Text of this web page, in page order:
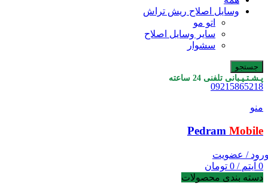
وسایل اصلاح ریش تراش
اتو مو
سایر وسایل اصلاح
سشوار
جستجو
پـشـتـیـبانی تلفنی 24 ساعته
09215865218
منو
Pedram Mobile
/ عضویت
0 آیتم /
0 تومان
دسته بندی محصولات